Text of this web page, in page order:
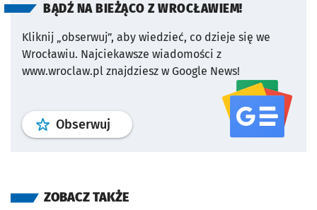
BĄDŹ NA BIEŻĄCO Z WROCŁAWIEM!
Kliknij „obserwuj”, aby wiedzieć, co dzieje się we
Wrocławiu. Najciekawsze wiadomości z
www.wroclaw.pl znajdziesz w Google News!
Obserwuj profil serwisu
ZOBACZ TAKŻE